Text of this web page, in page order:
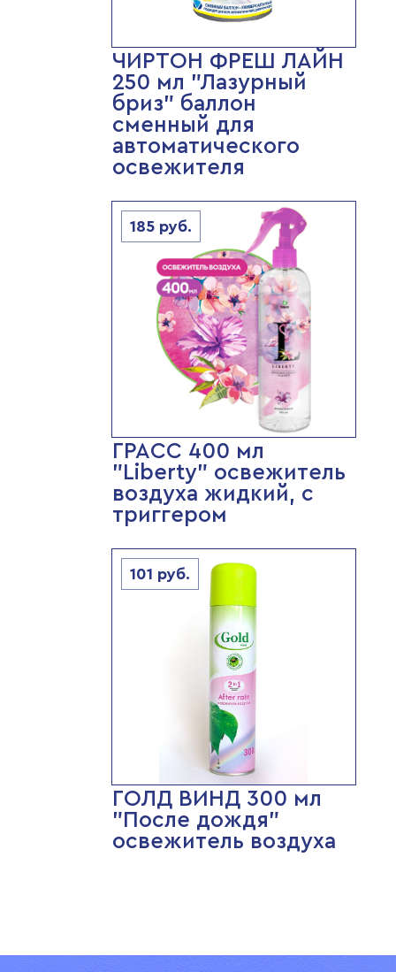
ЧИРТОН ФРЕШ ЛАЙН
250 мл "Лазурный
бриз" баллон
сменный для
автоматического
освежителя
185руб.
ГРАСС 400 мл
"Liberty" освежитель
воздуха жидкий, с
триггером
101 руб.
ГОЛД ВИНД 300 мл
"После дождя"
освежитель воздуха